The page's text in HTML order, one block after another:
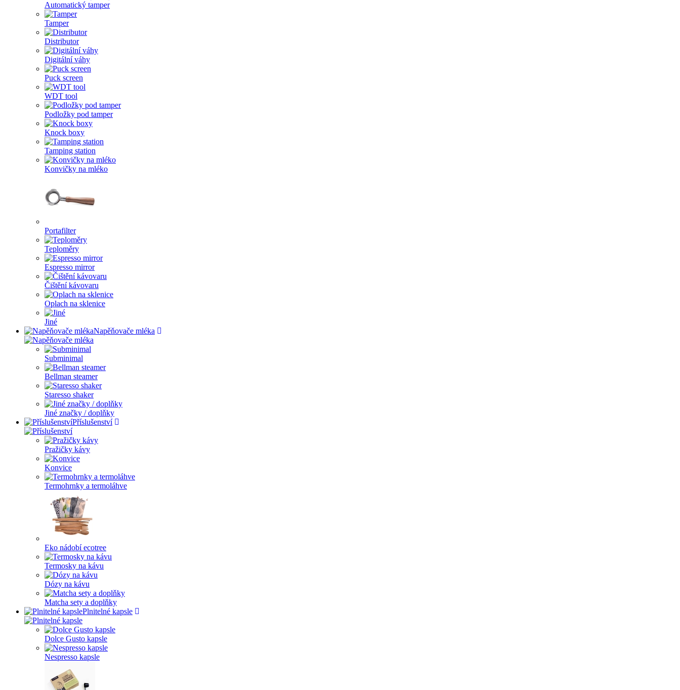
Automatický tamper
Tamper
Distributor
Digitální váhy
Puck screen
WDT tool
Podložky pod tamper
Knock boxy
Tamping station
Konvičky na mléko
Portafilter
Teploměry
Espresso mirror
Čištění kávovaru
Oplach na sklenice
Jiné
Napěňovače mléka
Subminimal
Bellman steamer
Staresso shaker
Jiné značky / doplňky
Příslušenství
Pražičky kávy
Konvice
Termohrnky a termoláhve
Eko nádobí ecotree
Termosky na kávu
Dózy na kávu
Matcha sety a doplňky
Plnitelné kapsle
Dolce Gusto kapsle
Nespresso kapsle